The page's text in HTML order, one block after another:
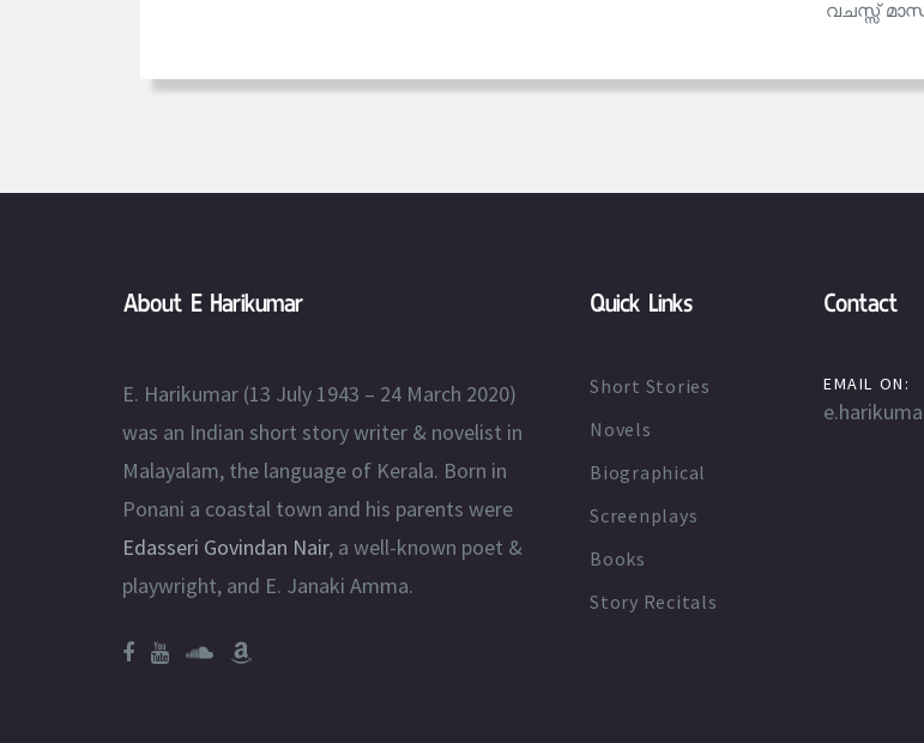
വചസ്സ്
About E Harikumar
E. Harikumar (13 July 1943 – 24 March 2020)
was an Indian short story writer & novelist in
Malayalam, the language of Kerala. Born in
Ponani a coastal town and his parents were
Edasseri Govindan Nair, a well-known poet &
playwright, and E. Janaki Amma.
Quick Links
Short Stories
Novels
Biographical
Screenplays
Books
Story Recitals
Contact
EMAIL ON: